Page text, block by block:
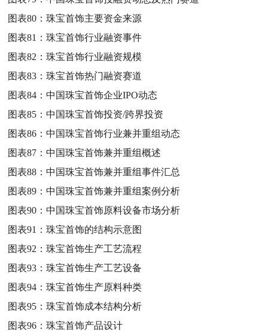
图表80：珠宝首饰主要资金来源
图表81：珠宝首饰行业融资事件
图表82：珠宝首饰行业融资规模
图表83：珠宝首饰热门融资赛道
图表84：中国珠宝首饰企业IPO动态
图表85：中国珠宝首饰投资/跨界投资
图表86：中国珠宝首饰行业兼并重组动态
图表87：中国珠宝首饰兼并重组概述
图表88：中国珠宝首饰兼并重组事件汇总
图表89：中国珠宝首饰兼并重组案例分析
图表90：中国珠宝首饰原料设备市场分析
图表91：珠宝首饰的结构示意图
图表92：珠宝首饰生产工艺流程
图表93：珠宝首饰生产工艺设备
图表94：珠宝首饰生产原料种类
图表95：珠宝首饰成本结构分析
图表96：珠宝首饰产品设计